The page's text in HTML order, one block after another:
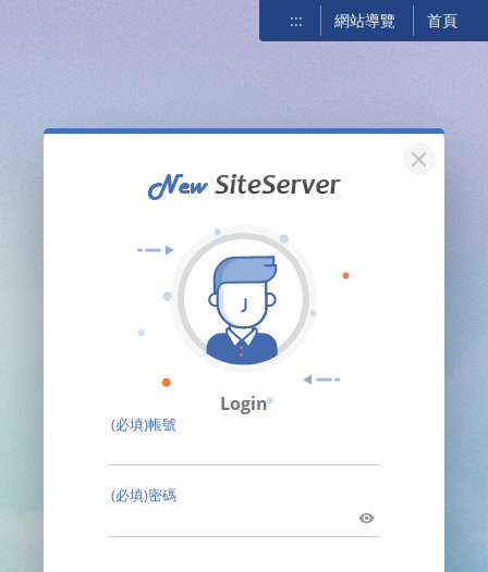
::: 網站導覽 首頁
關閉
Login
(必填)帳號
(必填)密碼